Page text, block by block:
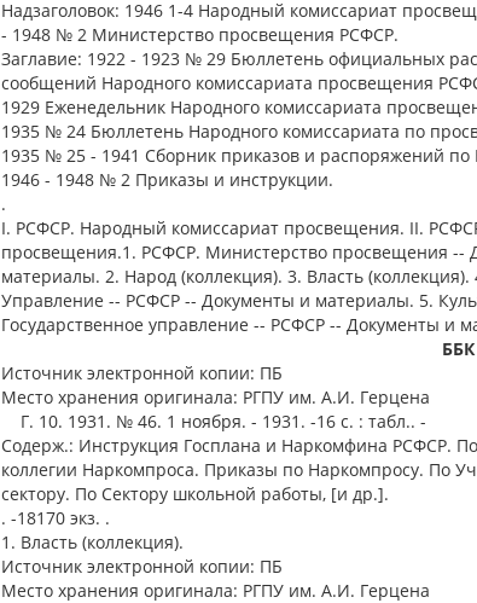
Надзаголовок: 1946 1-4 Народный комиссариат
- 1948 № 2 Министерство просвещения РСФСР.
Заглавие: 1922 - 1923 № 29 Бюллетень официальных
сообщений Народного комиссариата просвещения
1929 Еженедельник Народного комиссариата
1935 № 24 Бюллетень Народного комиссариата по
1935 № 25 - 1941 Сборник приказов и распоряжений
1946 - 1948 № 2 Приказы и инструкции.
.
I. РСФСР. Народный комиссариат просвещения. II.
просвещения.1. РСФСР. Министерство просвещения --
материалы. 2. Народ (коллекция). 3. Власть
Управление -- РСФСР -- Документы и материалы. 5.
Государственное управление -- РСФСР -- Документы и
Источник электронной копии: ПБ
Место хранения оригинала: РГПУ им. А.И. Герцена
Г. 10. 1931. № 46. 1 ноября. - 1931. -16 с. : табл.. -
Содерж.: Инструкция Госплана и Наркомфина РСФСР.
коллегии Наркомпроса. Приказы по Наркомпросу. По
сектору. По Сектору школьной работы, [и др.].
. -18170 экз. .
1. Власть (коллекция).
Источник электронной копии: ПБ
Место хранения оригинала: РГПУ им. А.И. Герцена